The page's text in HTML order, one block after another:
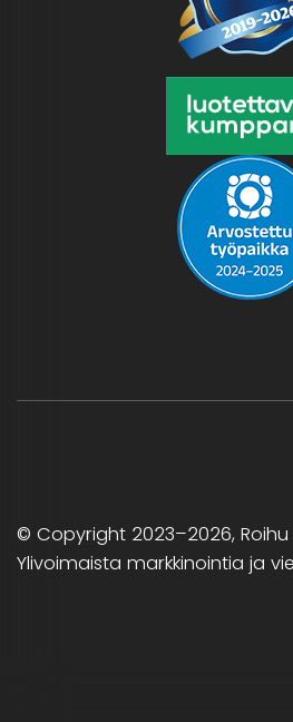
© Copyright 2023–2026,
Ylivoimaista markkinointia ja